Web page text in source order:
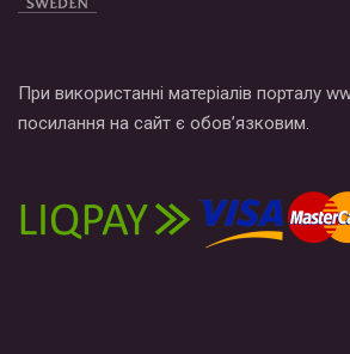
При використанні матеріалів порталу
посилання на сайт є обов’язковим.